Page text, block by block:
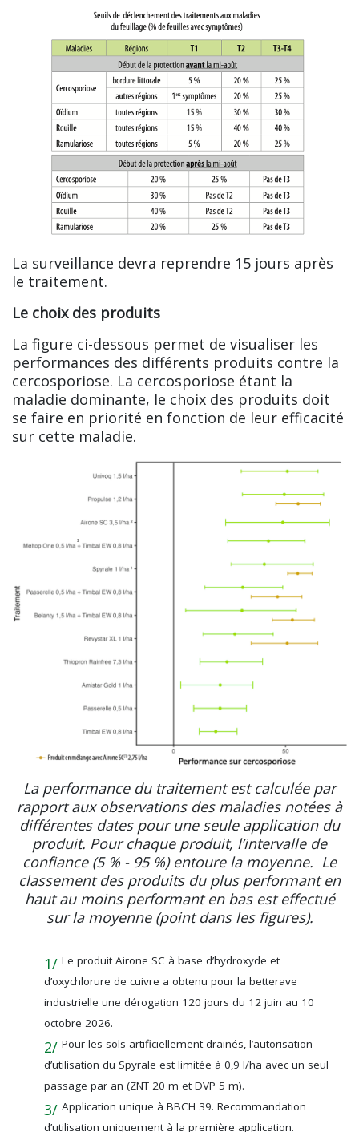
La surveillance devra reprendre 15 jours après
le traitement.
Le choix des produits
La figure ci-dessous permet de visualiser les
performances des différents produits contre la
cercosporiose. La cercosporiose étant la
maladie dominante, le choix des produits doit
se faire en priorité en fonction de leur efficacité
sur cette maladie.
La performance du traitement est calculée par
rapport aux observations des maladies notées à
différentes dates pour une seule application du
produit. Pour chaque produit, l’intervalle de
confiance (5 % - 95 %) entoure la moyenne. Le
classement des produits du plus performant en
haut au moins performant en bas est effectué
sur la moyenne (point dans les figures).
Le produit Airone SC à base d’hydroxyde et
d’oxychlorure de cuivre a obtenu pour la betterave
industrielle une dérogation 120 jours du 12 juin au 10
octobre 2026.
Pour les sols artificiellement drainés, l’autorisation
d’utilisation du Spyrale est limitée à 0,9 l/ha avec un seul
passage par an (ZNT 20 m et DVP 5 m).
Application unique à BBCH 39. Recommandation
d’utilisation uniquement à la première application.